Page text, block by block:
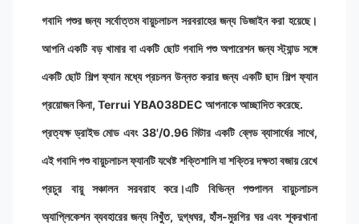
গবাদি পশুর জন্য সর্বোত্তম বায়ুচলাচল সরবরাহের জন্য ডিজাইন করা হয়েছে।
আপনি একটি বড় খামার বা একটি ছোট গবাদি পশু অপারেশন জন্য স্ট্যান্ড সঙ্গে
একটি ছোট শিল্প ফ্যান মধ্যে প্রচলন উন্নত করার জন্য একটি ছাদ শিল্প ফ্যান
প্রয়োজন কিনা, Terrui YBA038DEC আপনাকে আচ্ছাদিত করেছে.
প্রত্যক্ষ ড্রাইভ মোড এবং 38'/0.96 মিটার একটি ব্লেড ব্যাসার্ধের সাথে,
এই গবাদি পশু বায়ুচলাচল ফ্যানটি যথেষ্ট শক্তিশালি যা শক্তির দক্ষতা বজায় রেখে
প্রচুর বায়ু সঞ্চালন সরবরাহ করে।এটি বিভিন্ন পশুপালন বায়ুচলাচল
অ্যাপ্লিকেশন ব্যবহারের জন্য নিখুঁত, দুগ্ধঘর, হাঁস-মুরগির ঘর এবং শূকরখানা